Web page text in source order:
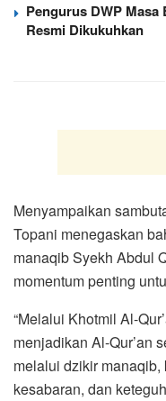
Pengurus DWP Masa
Resmi Dikukuhkan
Menyampaikan
Topani menegaskan
manaqib Syekh Abdul
momentum penting
“Melalui Khotmil Al-
menjadikan Al-Qur’an
melalui dzikir
kesabaran, dan